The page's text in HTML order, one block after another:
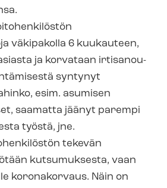
väkipakolla 6 kuukauteen,
ja korvataan ir­ti­sa­nou­
syntynyt
esim. asumisen
saamatta jäänyt parempi
työstä, jne.
tekevän
kutsumuksesta, vaan
koronakorvaus. Näin on